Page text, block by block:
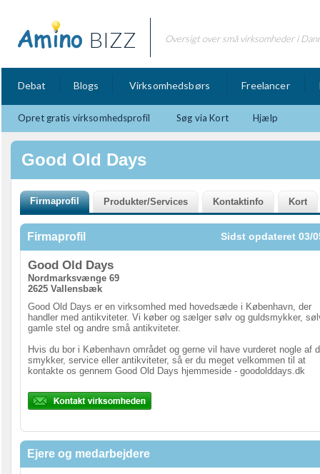
BIZZ Oversigt over små virksomheder i
Debat Blogs Virksomhedsbørs Freelancer
Opret gratis virksomhedsprofil Søg via Kort Hjælp
Good Old Days
Firmaprofil Sidst opdateret 03/
Good Old Days
Nordmarksvænge 69
2625 Vallensbæk
Good Old Days er en virksomhed med hovedsæde i København, der
handler med antikviteter. Vi køber og sælger sølv og guldsmykker,
gamle stel og andre små antikviteter.
Hvis du bor i København området og gerne vil have vurderet nogle af
smykker, service eller antikviteter, så er du meget velkommen til at
kontakte os gennem Good Old Days hjemmeside - goodolddays.dk
Ejere og medarbejdere